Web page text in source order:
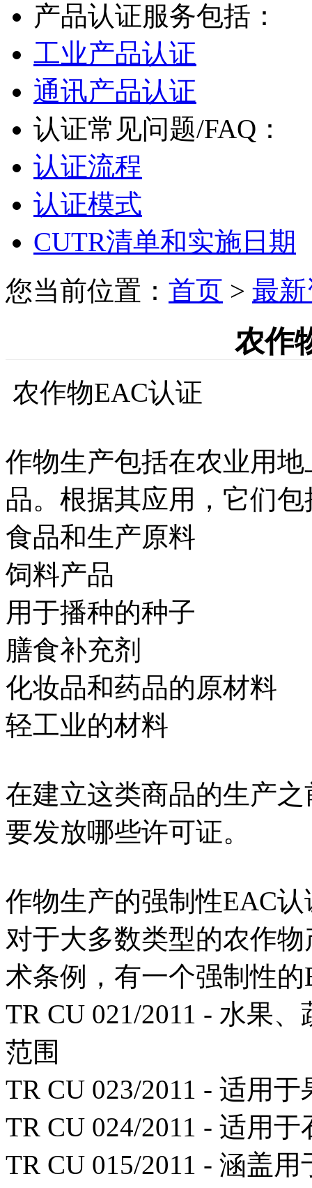
产品认证服务包括：
工业产品认证
通讯产品认证
认证常见问题/FAQ：
认证流程
认证模式
CUTR清单和实施日期
您当前位置： 首页 > 最
农作
农作物EAC认证
作物生产包括在农业用
品。根据其应用，它们包
食品和生产原料
饲料产品
用于播种的种子
膳食补充剂
化妆品和药品的原材料
轻工业的材料
在建立这类商品的生产
要发放哪些许可证。
作物生产的强制性EAC认
对于大多数类型的农作
术条例，有一个强制性
TR CU 021/2011 - 水果
范围
TR CU 023/2011 - 适用
TR CU 024/2011 - 适用
TR CU 015/2011 - 涵盖